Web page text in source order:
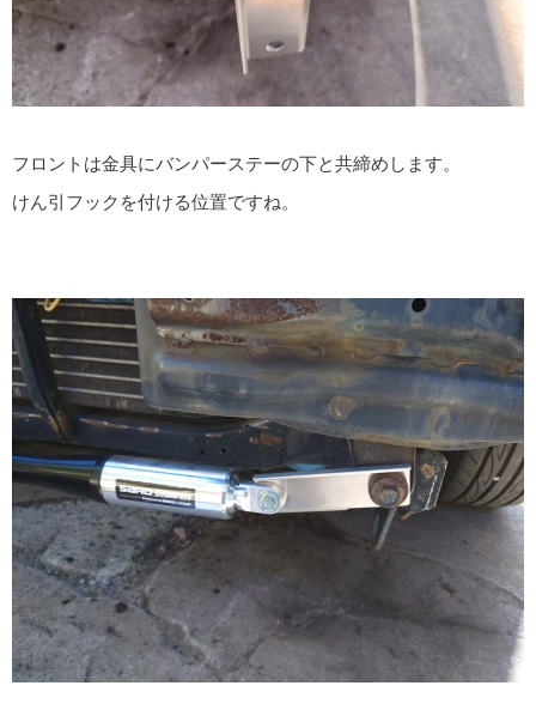
フロントは金具にバンパーステーの下と共締めします。
けん引フックを付ける位置ですね。